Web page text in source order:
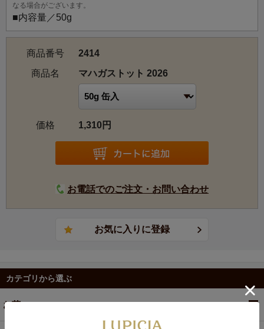
【茶園情報】
の高地に位置する、総面積約515ヘクタールに及ぶ歴史ある
茶園です。冷涼な気候と周囲のユーカリやイトスギ、ミン
トの植生の影響を受け、繊細で明るく、ミディアムボディ
の風味を作り出すことで知られています。この茶園は、レ
22000:2005などの認証を取得しており、そのお茶は主にヨ
ーロッパや中東などに輸出されています。現在、同じくヌ
ワラエリヤの名園とされるラバーズリープ茶園とともに、
なる場合がございます。
■内容量／50g
商品番号
2414
商品名
マハガストット 2026
価格 1,310円
お電話でのご注文・お問い合わせ
カテゴリから選ぶ
お茶